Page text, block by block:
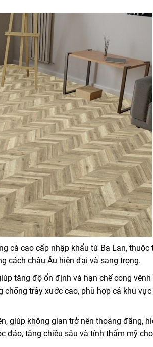
cá cao cấp nhập khẩu từ Ba Lan, thuộc
cách châu Âu hiện đại và sang trọng.
tăng độ ổn định và hạn chế cong
chống trầy xước cao, phù hợp cả khu
giúp không gian trở nên thoáng đãng,
đáo, tăng chiều sâu và tính thẩm mỹ